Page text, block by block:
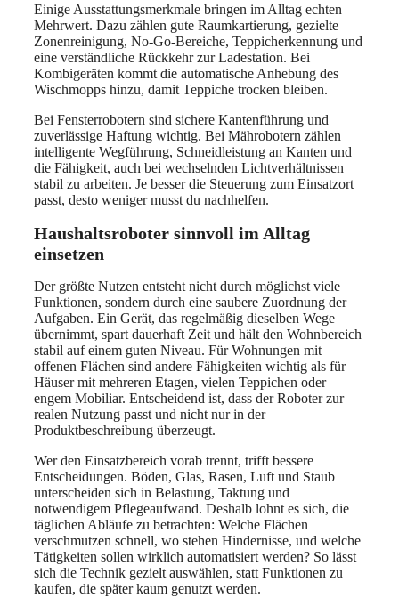
Einige Ausstattungsmerkmale bringen im Alltag echten
Mehrwert. Dazu zählen gute Raumkartierung, gezielte
Zonenreinigung, No-Go-Bereiche, Teppicherkennung und
eine verständliche Rückkehr zur Ladestation. Bei
Kombigeräten kommt die automatische Anhebung des
Wischmopps hinzu, damit Teppiche trocken bleiben.
Bei Fensterrobotern sind sichere Kantenführung und
zuverlässige Haftung wichtig. Bei Mährobotern zählen
intelligente Wegführung, Schneidleistung an Kanten und
die Fähigkeit, auch bei wechselnden Lichtverhältnissen
stabil zu arbeiten. Je besser die Steuerung zum Einsatzort
passt, desto weniger musst du nachhelfen.
Haushaltsroboter sinnvoll im Alltag
einsetzen
Der größte Nutzen entsteht nicht durch möglichst viele
Funktionen, sondern durch eine saubere Zuordnung der
Aufgaben. Ein Gerät, das regelmäßig dieselben Wege
übernimmt, spart dauerhaft Zeit und hält den Wohnbereich
stabil auf einem guten Niveau. Für Wohnungen mit
offenen Flächen sind andere Fähigkeiten wichtig als für
Häuser mit mehreren Etagen, vielen Teppichen oder
engem Mobiliar. Entscheidend ist, dass der Roboter zur
realen Nutzung passt und nicht nur in der
Produktbeschreibung überzeugt.
Wer den Einsatzbereich vorab trennt, trifft bessere
Entscheidungen. Böden, Glas, Rasen, Luft und Staub
unterscheiden sich in Belastung, Taktung und
notwendigem Pflegeaufwand. Deshalb lohnt es sich, die
täglichen Abläufe zu betrachten: Welche Flächen
verschmutzen schnell, wo stehen Hindernisse, und welche
Tätigkeiten sollen wirklich automatisiert werden? So lässt
sich die Technik gezielt auswählen, statt Funktionen zu
kaufen, die später kaum genutzt werden.